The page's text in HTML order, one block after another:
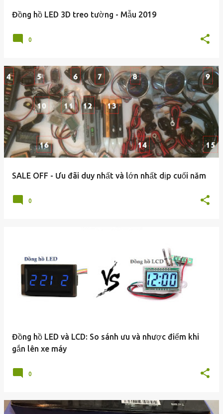
Đồng hồ LED 3D treo tường - Mẫu 2019
0
SALE OFF - Ưu đãi duy nhất và lớn nhất dịp cuối năm
0
Đồng hồ LED và LCD: So sánh ưu và nhược điểm khi
gắn lên xe máy
0